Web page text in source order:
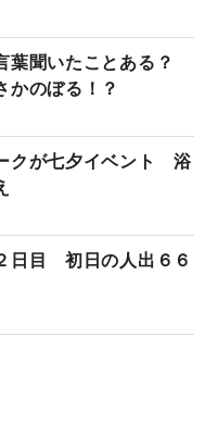
葉聞いたことある？
かのぼる！？
クが七夕イベント 浴
日目 初日の人出６６